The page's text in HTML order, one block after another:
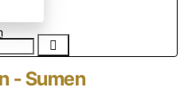
- Sumen